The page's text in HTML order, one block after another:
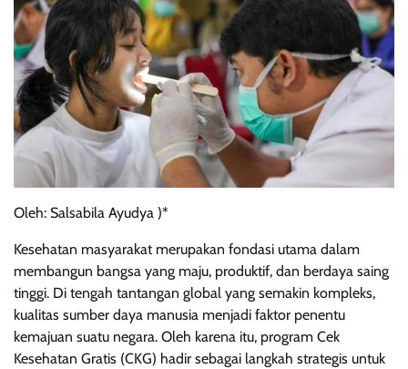
Oleh: Salsabila Ayudya )*
Kesehatan masyarakat merupakan fondasi utama dalam
membangun bangsa yang maju, produktif, dan berdaya saing
tinggi. Di tengah tantangan global yang semakin kompleks,
kualitas sumber daya manusia menjadi faktor penentu
kemajuan suatu negara. Oleh karena itu, program Cek
Kesehatan Gratis (CKG) hadir sebagai langkah strategis untuk